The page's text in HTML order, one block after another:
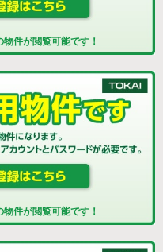
物件が閲覧可能です！
物件が閲覧可能です！